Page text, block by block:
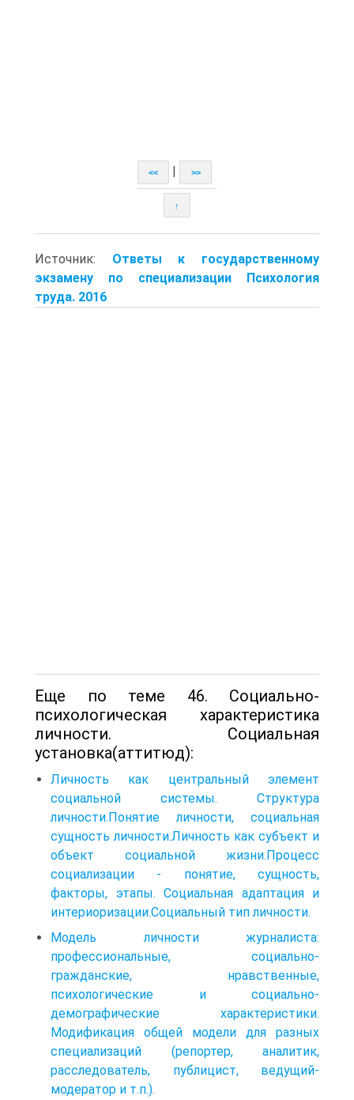
<< >>
↑
Источник: Ответы к государственному
экзамену по специализации Психология
труда. 2016
Еще по теме 46. Социально-
психологическая характеристика
личности. Социальная
установка(аттитюд):
Личность как центральный элемент
социальной системы. Структура
личности.Понятие личности, социальная
сущность личности.Личность как субъект и
объект социальной жизни.Процесс
социализации - понятие, сущность,
факторы, этапы. Социальная адаптация и
интериоризации.Социальный тип личности.
Модель личности журналиста:
профессиональные, социально-
гражданские, нравственные,
психологические и социально-
демографические характеристики.
Модификация общей модели для разных
специализаций (репортер, аналитик,
расследователь, публицист, ведущий-
модератор и т.п.).